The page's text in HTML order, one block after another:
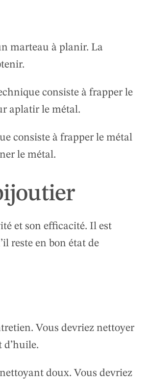
marteau à planir. La
consiste à frapper le
aplatir le métal.
consiste à frapper le métal
le métal.
et son efficacité. Il est
reste en bon état de
Vous devriez nettoyer
d’huile.
doux. Vous devriez